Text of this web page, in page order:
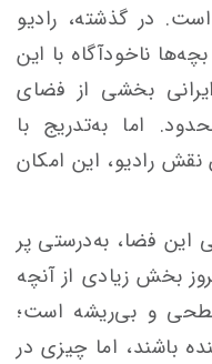
در گذشته، رادیو
ناخودآگاه با این
بخشی از فضای
اما به‌تدریج با
رادیو، این امکان
فضا، به‌درستی پر
بخش زیادی از آنچه
و بی‌ریشه است؛
باشند، اما چیزی در